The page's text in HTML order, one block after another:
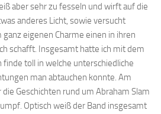
aber sehr zu fesseln und wirft auf die
anderes Licht, sowie versucht
eigenen Charme einen in ihren
schafft. Insgesamt hatte ich mit dem
finde toll in welche unterschiedliche
man abtauchen konnte. Am
Geschichten rund um Abraham Slam
Optisch weiß der Band insgesamt